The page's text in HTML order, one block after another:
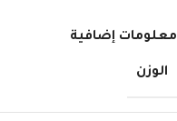
معلومات إضافية
الوزن